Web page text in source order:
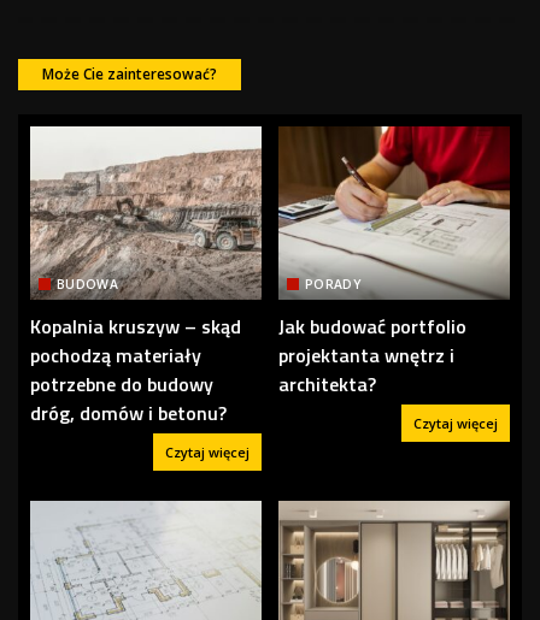
Może Cie zainteresować?
BUDOWA
Kopalnia kruszyw – skąd
pochodzą materiały
potrzebne do budowy
dróg, domów i betonu?
Czytaj więcej
PORADY
Jak budować portfolio
projektanta wnętrz i
architekta?
Czytaj więcej